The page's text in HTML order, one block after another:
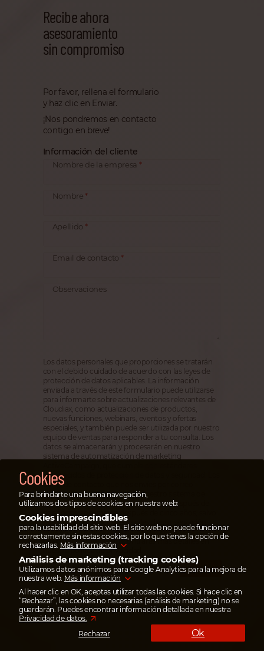
Recibe ahora
asesoramiento
sin compromiso
Por favor, rellena el formulario
y haz clic en Enviar.
¡Nos pondremos en contacto
contigo en breve!
Información del cliente
Nombre de la empresa
Nombre
Apellido
Email de contacto
Observaciones
Los datos personales que proporciones se tratarán
con el debido cuidado de acuerdo con las leyes de
protección de datos aplicables. La información
enviada a través de este formulario puede utilizarse
para informarte sobre actualizaciones relevantes de
Cloudiax, como actualizaciones de productos,
nuevas funciones, webinars, eventos y ofertas
especiales, y también puede ser utilizada por nuestro
equipo de ventas para responder a tu consulta. Los
datos se almacenarán y procesarán en nuestro
sistema de automatización de marketing
reconocidos de protección de datos y seguridad. Los
datos de contacto que nos envíes por correo
electrónico se almacenan en nuestro sistema de
correo electrónico, donde se archivan después de
dos años y se eliminan después de cinco años, salvo
que existan obligaciones legales de conservación.
Puedes darte de baja de nuestros boletines en
cualquier momento. Encontrarás más detalles en
nuestrapolítica de privacidad
Enviar
Cookies
Para brindarte una buena navegación,
utilizamos dos tipos de cookies en nuestra web:
Cookies imprescindibles
para la usabilidad del sitio web. El sitio web no puede funcionar
correctamente sin estas cookies, por lo que tienes la opción de
rechazarlas. Más información
Análisis de marketing (tracking cookies)
Utilizamos datos anónimos para Google Analytics para la mejora de
nuestra web. Más información
Al hacer clic en OK, aceptas utilizar todas las cookies. Si hace clic en
“Rechazar”, las cookies no necesarias (análisis de marketing) no se
guardarán. Puedes encontrar información detallada en nuestra
Privacidad de datos.
Rechazar
Ok